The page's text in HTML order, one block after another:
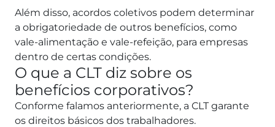
Além disso, acordos coletivos podem determinar
a obrigatoriedade de outros benefícios, como
vale-alimentação e vale-refeição, para empresas
dentro de certas condições.
O que a CLT diz sobre os
benefícios corporativos?
Conforme falamos anteriormente, a CLT garante
os direitos básicos dos trabalhadores.